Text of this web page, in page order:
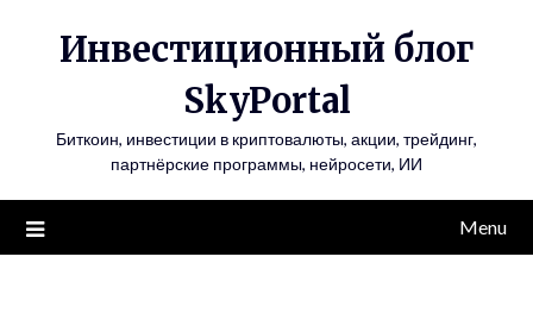
Инвестиционный блог
SkyPortal
Биткоин, инвестиции в криптовалюты, акции, трейдинг,
партнёрские программы, нейросети, ИИ
Menu